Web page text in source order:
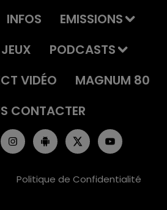
INFOS
EMISSIONS
JEUX
PODCASTS
VIDÉO
MAGNUM 80
CONTACTER
Politique de Confidentialité